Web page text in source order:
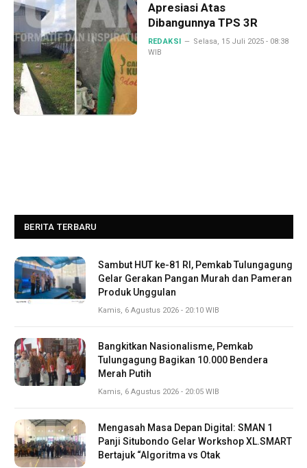
Apresiasi Atas
Dibangunnya TPS 3R
REDAKSI
Selasa, 15 Juli 2025 - 08:38
WIB
BERITA TERBARU
Sambut HUT ke-81 RI, Pemkab Tulungagung
Gelar Gerakan Pangan Murah dan Pameran
Produk Unggulan
Kamis, 6 Agustus 2026 - 20:10 WIB
Bangkitkan Nasionalisme, Pemkab
Tulungagung Bagikan 10.000 Bendera
Merah Putih
Kamis, 6 Agustus 2026 - 20:05 WIB
Mengasah Masa Depan Digital: SMAN 1
Panji Situbondo Gelar Workshop XL.SMART
Bertajuk “Algoritma vs Otak